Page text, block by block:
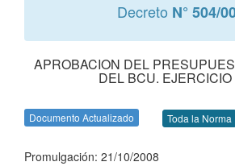
Decreto N° 504/
APROBACION DEL
DEL BCU. EJERCICIO
Documento Actualizado Toda la Norma
Promulgación: 21/10/2008